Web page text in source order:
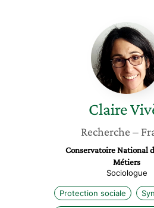
Claire
Vivès
Claire
Recherche –
Conservatoire National
Métiers
Sociologue
Protection sociale